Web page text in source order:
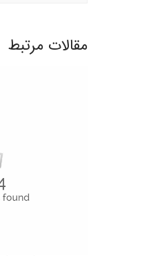
مقالات مرتبط